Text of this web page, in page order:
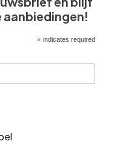
aanbiedingen!
*indicates required